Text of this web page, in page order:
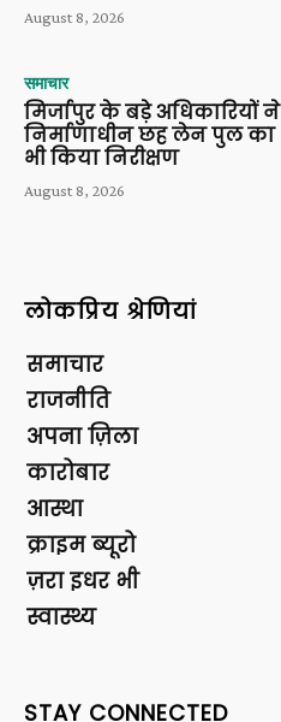
August 8, 2026
समाचार
मिर्जापुर के बड़े अधिकारियों ने
निर्माणाधीन छह लेन पुल का
भी किया निरीक्षण
August 8, 2026
लोकप्रिय श्रेणियां
समाचार
राजनीति
अपना ज़िला
कारोबार
आस्था
क्राइम ब्यूरो
ज़रा इधर भी
स्वास्थ्य
STAY CONNECTED